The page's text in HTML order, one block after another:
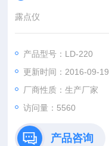
露点仪
产品型号：LD-220
更新时间：2016-09-19
厂商性质：生产厂家
访问量：5560
产品咨询